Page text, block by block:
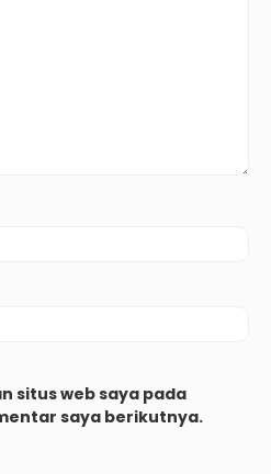
situs web saya pada
saya berikutnya.